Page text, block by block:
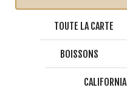
TOUTE LA CARTE
BOISSONS
CALIFORNIA